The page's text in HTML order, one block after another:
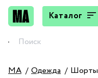
Каталог
MA Одежда Шорты